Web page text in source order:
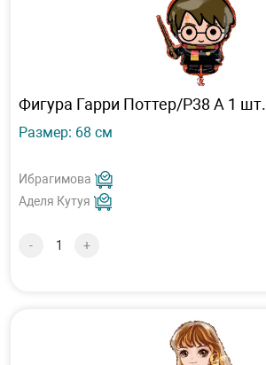
Фигура Гарри Поттер/P38 А 1 шт.
Размер: 68 см
Ибрагимова
Аделя Кутуя
- +